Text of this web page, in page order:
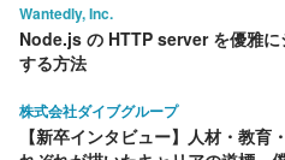
Wantedly, Inc.
Node.js の HTTP server を優雅に
する方法
株式会社ダイブグループ
【新卒インタビュー】人材・教